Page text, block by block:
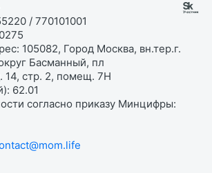
/ 770101001
105082, Город Москва, вн.тер.г.
Басманный, пл
14, стр. 2, помещ. 7Н
62.01
согласно приказу Минцифры: